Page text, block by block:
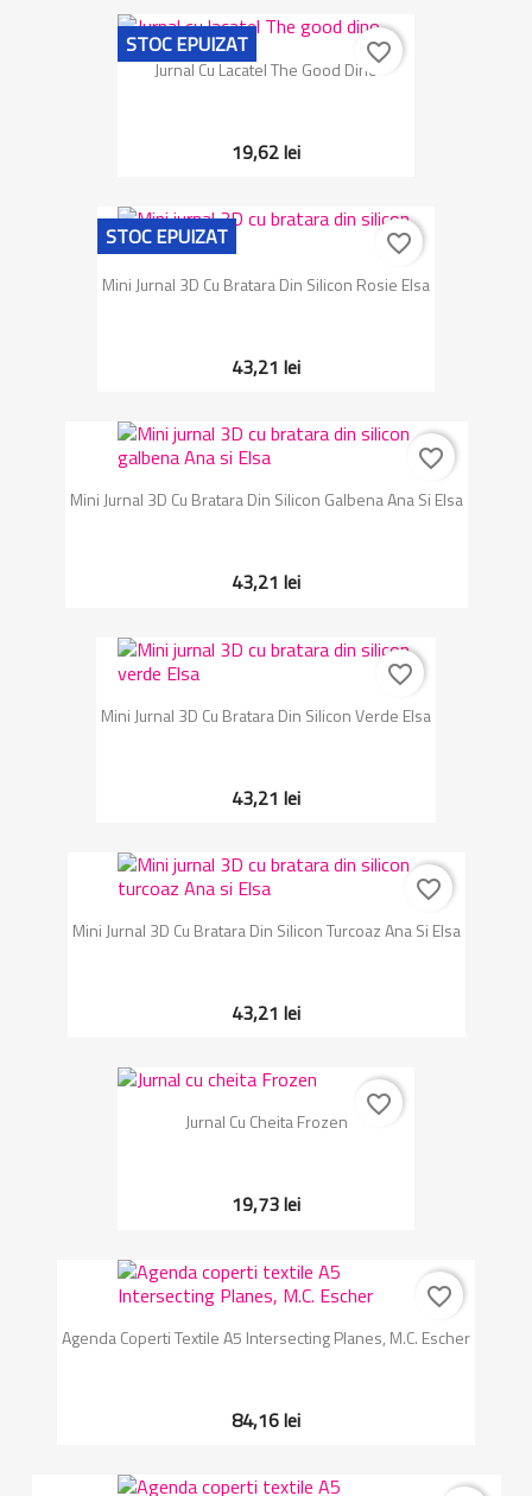
Jurnal Cu Lacatel The Good Dino
19,62 lei
STOC EPUIZAT favorite_border
Mini Jurnal 3D Cu Bratara Din Silicon Rosie Elsa
43,21 lei
STOC EPUIZAT favorite_border
Mini Jurnal 3D Cu Bratara Din Silicon Galbena Ana Si Elsa
43,21 lei
favorite_border
Mini Jurnal 3D Cu Bratara Din Silicon Verde Elsa
43,21 lei
favorite_border
Mini Jurnal 3D Cu Bratara Din Silicon Turcoaz Ana Si Elsa
43,21 lei
favorite_border
Jurnal Cu Cheita Frozen
19,73 lei
favorite_border
Agenda Coperti Textile A5 Intersecting Planes, M.C. Escher
84,16 lei
favorite_border